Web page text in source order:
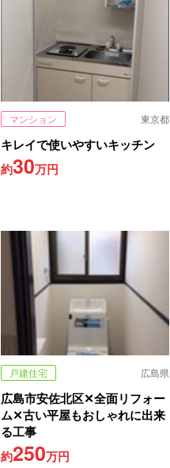
マンション 東京都
キレイで使いやすいキッチン
約30万円
戸建住宅 広島県
広島市安佐北区✕全面リフォー
ム✕古い平屋もおしゃれに出来
る工事
約250万円